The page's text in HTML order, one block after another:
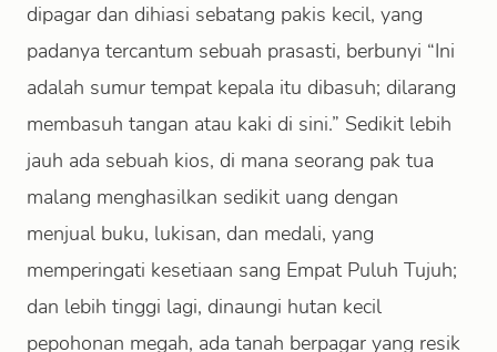
dipagar dan dihiasi sebatang pakis kecil, yang
padanya tercantum sebuah prasasti, berbunyi “Ini
adalah sumur tempat kepala itu dibasuh; dilarang
membasuh tangan atau kaki di sini.” Sedikit lebih
jauh ada sebuah kios, di mana seorang pak tua
malang menghasilkan sedikit uang dengan
menjual buku, lukisan, dan medali, yang
memperingati kesetiaan sang Empat Puluh Tujuh;
dan lebih tinggi lagi, dinaungi hutan kecil
pepohonan megah, ada tanah berpagar yang resik